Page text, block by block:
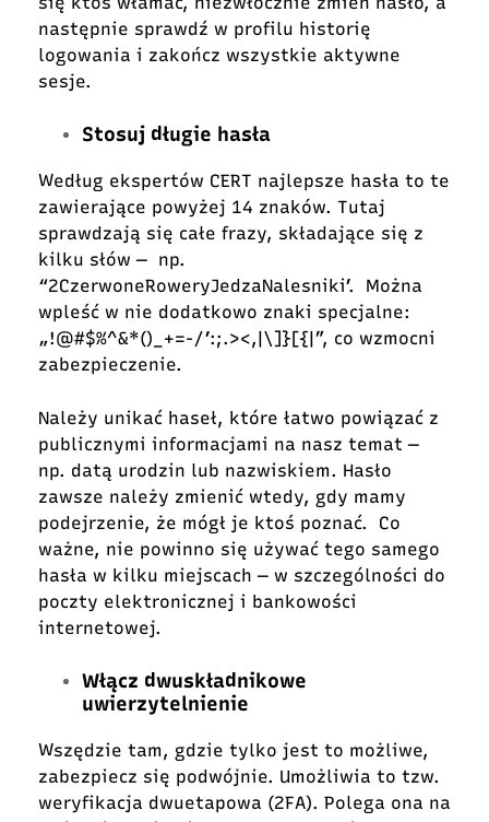
następnie sprawdź w profilu historię
logowania i zakończ wszystkie aktywne
sesje.
Stosuj długie hasła
Według ekspertów CERT najlepsze hasła to te
zawierające powyżej 14 znaków. Tutaj
sprawdzają się całe frazy, składające się z
kilku słów ― np.
“2CzerwoneRoweryJedzaNalesniki’. Można
wpleść w nie dodatkowo znaki specjalne:
„!@#$%^&*()_+=-/’:;.><,|\]}[{|”, co wzmocni
zabezpieczenie.
Należy unikać haseł, które łatwo powiązać z
publicznymi informacjami na nasz temat ―
np. datą urodzin lub nazwiskiem. Hasło
zawsze należy zmienić wtedy, gdy mamy
podejrzenie, że mógł je ktoś poznać. Co
ważne, nie powinno się używać tego samego
hasła w kilku miejscach ― w szczególności do
poczty elektronicznej i bankowości
internetowej.
Włącz dwuskładnikowe
uwierzytelnienie
Wszędzie tam, gdzie tylko jest to możliwe,
zabezpiecz się podwójnie. Umożliwia to tzw.
weryfikacja dwuetapowa (2FA). Polega ona na